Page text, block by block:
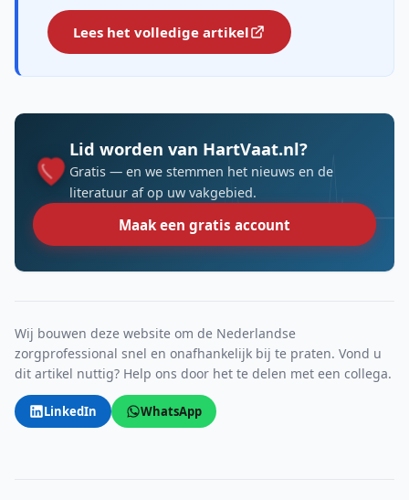
Lees het volledige artikel
Lid worden van HartVaat.nl?
Gratis — en we stemmen het nieuws en de
literatuur af op uw vakgebied.
Maak een gratis account
Wij bouwen deze website om de Nederlandse
zorgprofessional snel en onafhankelijk bij te praten. Vond u
dit artikel nuttig? Help ons door het te delen met een collega.
LinkedIn WhatsApp